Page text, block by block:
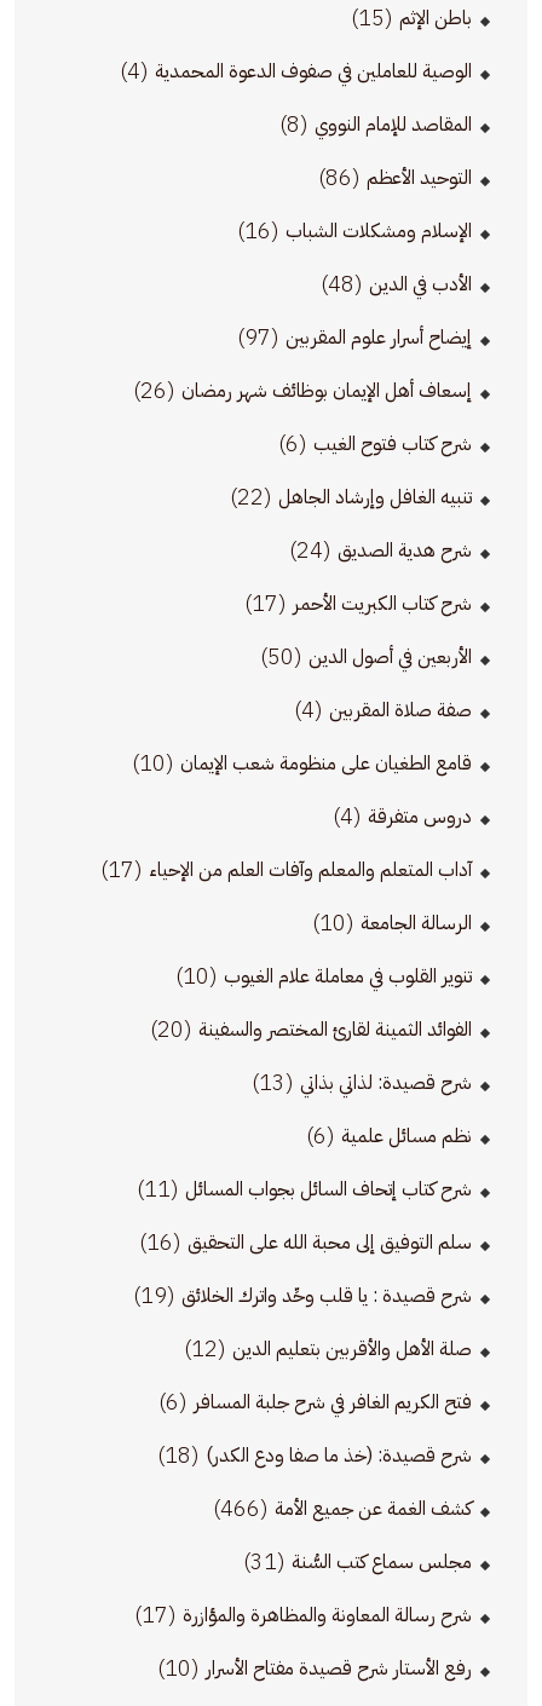
باطن الإثم (15)
الوصية للعاملين في صفوف الدعوة المحمدية (4)
المقاصد للإمام النووي (8)
التوحيد الأعظم (86)
الإسلام ومشكلات الشباب (16)
الأدب في الدين (48)
إيضاح أسرار علوم المقربين (97)
إسعاف أهل الإيمان بوظائف شهر رمضان (26)
شرح كتاب فتوح الغيب (6)
تنبيه الغافل وإرشاد الجاهل (22)
شرح هدية الصديق (24)
شرح كتاب الكبريت الأحمر (17)
الأربعين في أصول الدين (50)
صفة صلاة المقربين (4)
قامع الطغيان على منظومة شعب الإيمان (10)
دروس متفرقة (4)
آداب المتعلم والمعلم وآفات العلم من الإحياء (17)
الرسالة الجامعة (10)
تنوير القلوب في معاملة علام الغيوب (10)
الفوائد الثمينة لقارئ المختصر والسفينة (20)
شرح قصيدة: لذاتي بذاتي (13)
نظم مسائل علمية (6)
شرح كتاب إتحاف السائل بجواب المسائل (11)
سلم التوفيق إلى محبة الله على التحقيق (16)
شرح قصيدة : يا قلب وحِّد واترك الخلائق (19)
صلة الأهل والأقربين بتعليم الدين (12)
فتح الكريم الغافر في شرح جلبة المسافر (6)
شرح قصيدة: (خذ ما صفا ودع الكدر) (18)
كشف الغمة عن جميع الأمة (466)
مجلس سماع كتب السُّنة (31)
شرح رسالة المعاونة والمظاهرة والمؤازرة (17)
رفع الأستار شرح قصيدة مفتاح الأسرار (10)